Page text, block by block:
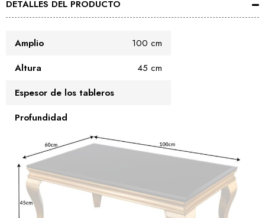
DETALLES DEL PRODUCTO
Amplio
100 cm
Altura
45 cm
Espesor de los tableros
Profundidad